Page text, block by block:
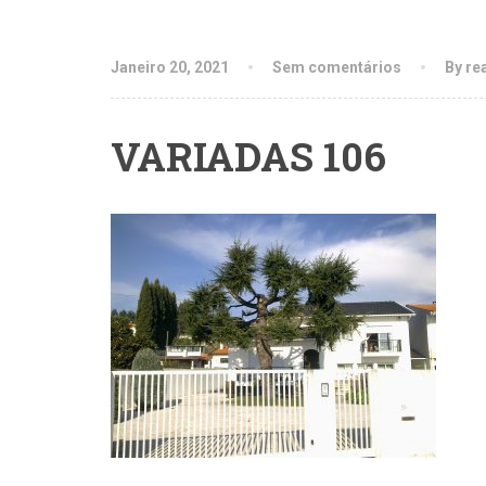
Janeiro 20, 2021 Sem comentários By
VARIADAS 106